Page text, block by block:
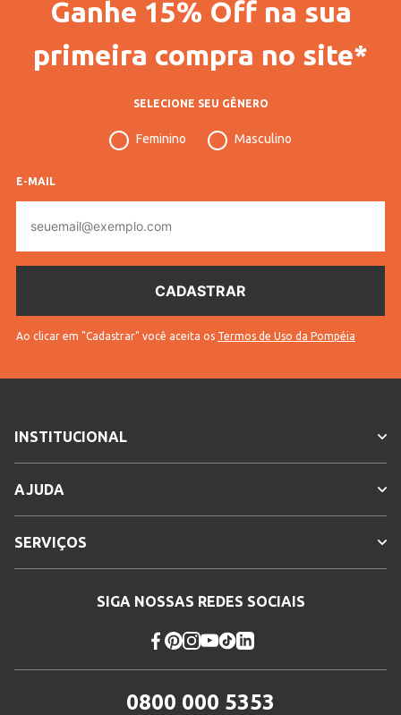
Vendido Por Lojas Pompéia
Gênero Feminino
Convencional
Adulto
Manga
Ganhe 15% Off na sua
primeira compra no site*
SELECIONE SEU GÊNERO
Feminino Masculino
E-MAIL
mail
Ao clicar em "Cadastrar" você aceita os Termos de Uso da Pompéia
INSTITUCIONAL
AJUDA
SERVIÇOS
SIGA NOSSAS REDES SOCIAIS
0800 000 5353